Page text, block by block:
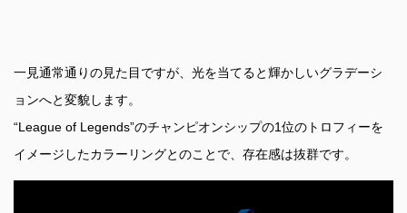
一見通常通りの見た目ですが、光を当てると輝かしいグラデーシ
ョンへと変貌します。
“League of Legends”のチャンピオンシップの1位のトロフィーを
イメージしたカラーリングとのことで、存在感は抜群です。